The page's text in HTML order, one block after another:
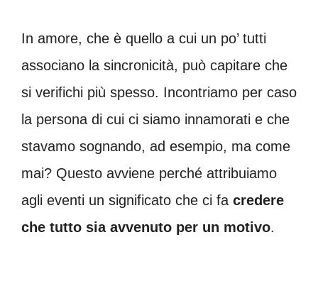
In amore, che è quello a cui un po’ tutti
associano la sincronicità, può capitare che
si verifichi più spesso. Incontriamo per caso
la persona di cui ci siamo innamorati e che
stavamo sognando, ad esempio, ma come
mai? Questo avviene perché attribuiamo
agli eventi un significato che ci fa credere
che tutto sia avvenuto per un motivo.